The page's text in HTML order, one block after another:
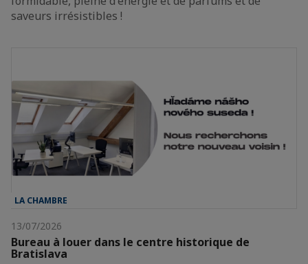
saveurs irrésistibles !
LA CHAMBRE
13/07/2026
Bureau à louer dans le centre historique de
Bratislava